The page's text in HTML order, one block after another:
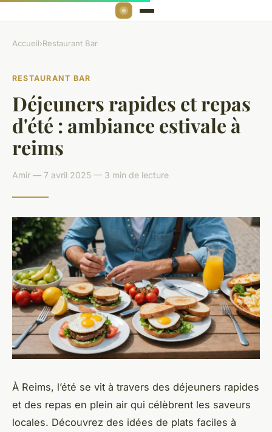
Accueil›Restaurant Bar
RESTAURANT BAR
Déjeuners rapides et repas
d'été : ambiance estivale à
reims
Amir — 7 avril 2025 — 3 min de lecture
À Reims, l’été se vit à travers des déjeuners rapides
et des repas en plein air qui célèbrent les saveurs
locales. Découvrez des idées de plats faciles à